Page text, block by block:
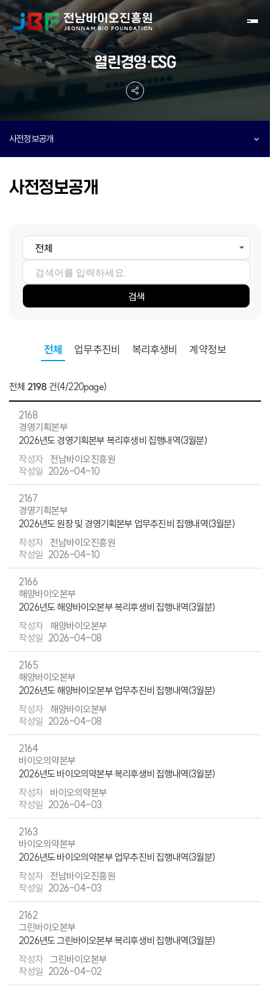
열린경영·ESG
사전정보공개
사전정보공개
검색
전체 업무추진비 복리후생비 계약정보
전체 2198 건(4/220page)
2168
경영기획본부
2026년도 경영기획본부 복리후생비 집행내역(3월분)
전남바이오진흥원
2026-04-10
2167
경영기획본부
2026년도 원장 및 경영기획본부 업무추진비 집행내역(3월분)
전남바이오진흥원
2026-04-10
2166
해양바이오본부
2026년도 해양바이오본부 복리후생비 집행내역(3월분)
해양바이오본부
2026-04-08
2165
해양바이오본부
2026년도 해양바이오본부 업무추진비 집행내역(3월분)
해양바이오본부
2026-04-08
2164
바이오의약본부
2026년도 바이오의약본부 복리후생비 집행내역(3월분)
바이오의약본부
2026-04-03
2163
바이오의약본부
2026년도 바이오의약본부 업무추진비 집행내역(3월분)
전남바이오진흥원
2026-04-03
2162
그린바이오본부
2026년도 그린바이오본부 복리후생비 집행내역(3월분)
그린바이오본부
2026-04-02